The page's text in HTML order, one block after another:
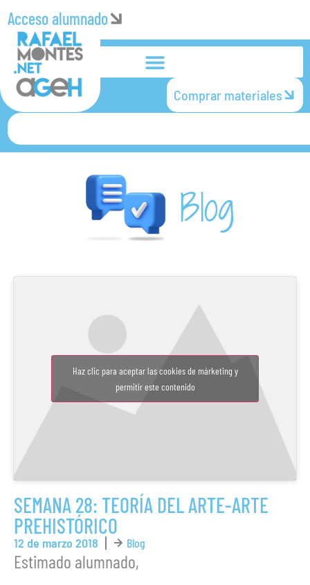
Acceso alumnado
Comprar materiales
Blog
Haz clic para aceptar las cookies de márketing y
permitir este contenido
SEMANA 28: TEORÍA DEL ARTE-ARTE
PREHISTÓRICO
12 de marzo 2018 Blog
Estimado alumnado,